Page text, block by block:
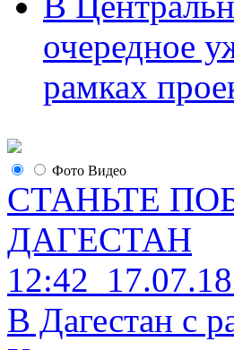
очередное
рамках
Фото Видео
СТАНЬТЕ
ДАГЕСТАН
12:42 17.07.18
В Дагестан с